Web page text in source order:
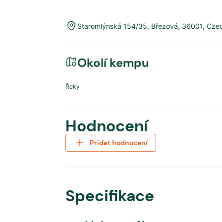
Staromlýnská 154/35, Březová, 36001,
Okolí kempu
Řeky
Hodnocení
Přidat hodnocení
Specifikace